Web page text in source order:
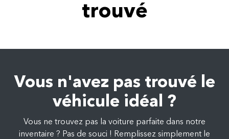
trouvé
Vous n'avez pas trouvé le
véhicule idéal ?
Vous ne trouvez pas la voiture parfaite dans notre
inventaire ? Pas de souci ! Remplissez simplement le